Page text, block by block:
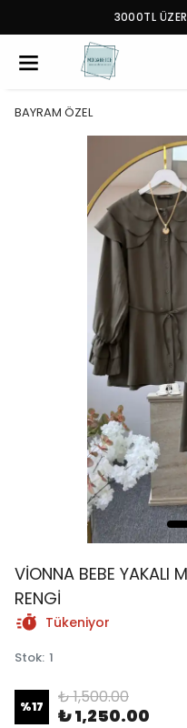
3000TL
BAYRAM ÖZEL
VİONNA BEBE YAKALI
RENGİ
Tükeniyor
Stok: 1
%17 ₺ 1,500.00
₺ 1,250.00